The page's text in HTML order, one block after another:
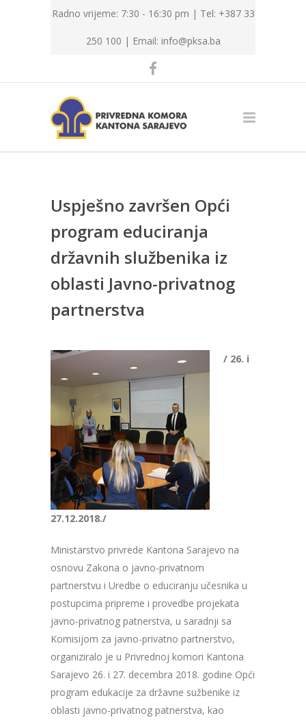
Radno vrijeme: 7:30 - 16:30 pm | Tel: +387 33
250 100 | Email: info@pksa.ba
Uspješno završen Opći
program educiranja
državnih službenika iz
oblasti Javno-privatnog
partnerstva
/ 26. i
27.12.2018./
Ministarstvo privrede Kantona Sarajevo na
osnovu Zakona o javno-privatnom
partnerstvu i Uredbe o educiranju učesnika u
postupcima pripreme i provedbe projekata
javno-privatnog patnerstva, u saradnji sa
Komisijom za javno-privatno partnerstvo,
organiziralo je u Privrednoj komori Kantona
Sarajevo 26. i 27. decembra 2018. godine Opći
program edukacije za državne sužbenike iz
oblasti javno-privatnog patnerstva, kao